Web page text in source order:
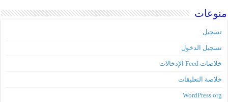
منوعات
تسجيل
تسجيل الدخول
خلاصات Feed الإدخالات
خلاصة التعليقات
WordPress.org